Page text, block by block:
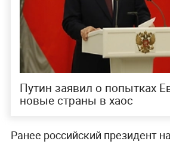
Путин заявил о попытках
новые страны в хаос
Ранее российский президент